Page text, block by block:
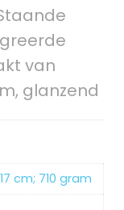
van
glanzend
cm; 710 gram